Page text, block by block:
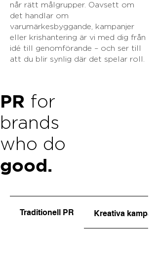
når rätt målgrupper. Oavsett om
det handlar om
varumärkesbyggande, kampanjer
eller krishantering är vi med dig från
idé till genomförande – och ser till
att du blir synlig där det spelar roll.
PR for
brands
who do
good.
Traditionell PR Kreativa